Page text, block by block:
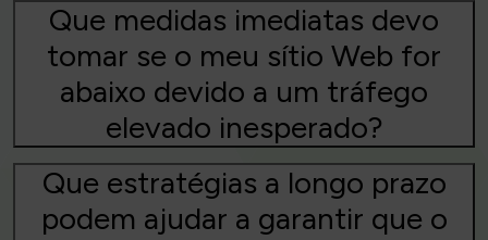
Que medidas imediatas devo
tomar se o meu sítio Web for
abaixo devido a um tráfego
elevado inesperado?
Que estratégias a longo prazo
podem ajudar a garantir que o